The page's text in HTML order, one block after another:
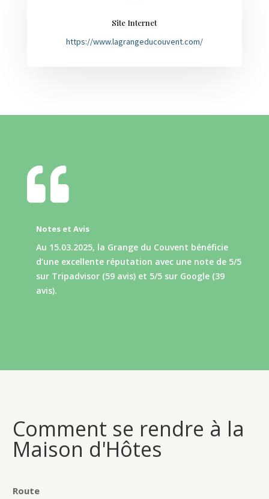
Site Internet
https://www.lagrangeducouvent.com/

Notes et Avis
Au 15.03.2025, la Grange du Couvent bénéficie
d’une excellente réputation avec une note de 5/5
sur Tripadvisor (59 avis) et 5/5 sur Google (39
avis).
Comment se rendre à la
Maison d'Hôtes
Route